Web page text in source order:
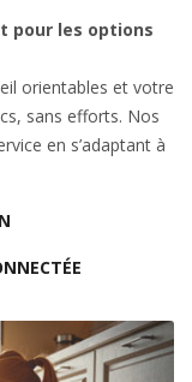
pour les options
orientables et votre
sans efforts. Nos
en s’adaptant à